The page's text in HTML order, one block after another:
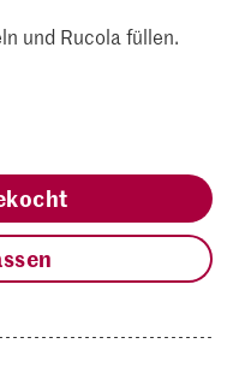
und Rucola füllen.